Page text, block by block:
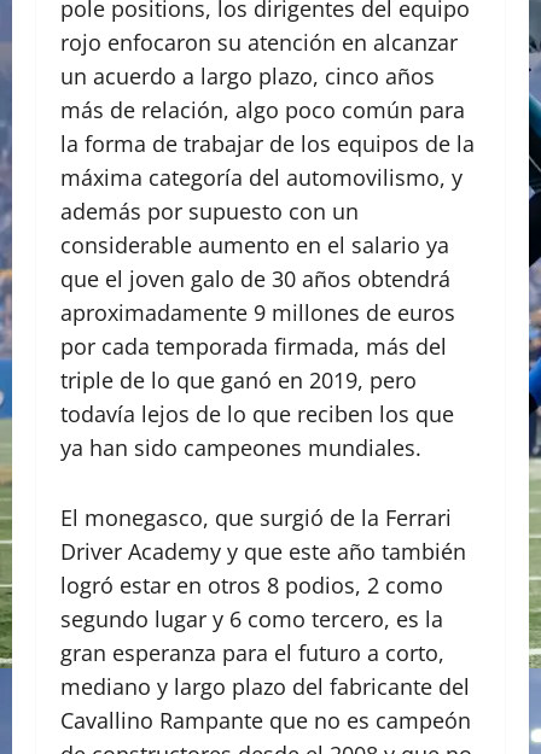
pole positions, los dirigentes del equipo
rojo enfocaron su atención en alcanzar
un acuerdo a largo plazo, cinco años
más de relación, algo poco común para
la forma de trabajar de los equipos de la
máxima categoría del automovilismo, y
además por supuesto con un
considerable aumento en el salario ya
que el joven galo de 30 años obtendrá
aproximadamente 9 millones de euros
por cada temporada firmada, más del
triple de lo que ganó en 2019, pero
todavía lejos de lo que reciben los que
ya han sido campeones mundiales.
El monegasco, que surgió de la Ferrari
Driver Academy y que este año también
logró estar en otros 8 podios, 2 como
segundo lugar y 6 como tercero, es la
gran esperanza para el futuro a corto,
mediano y largo plazo del fabricante del
Cavallino Rampante que no es campeón